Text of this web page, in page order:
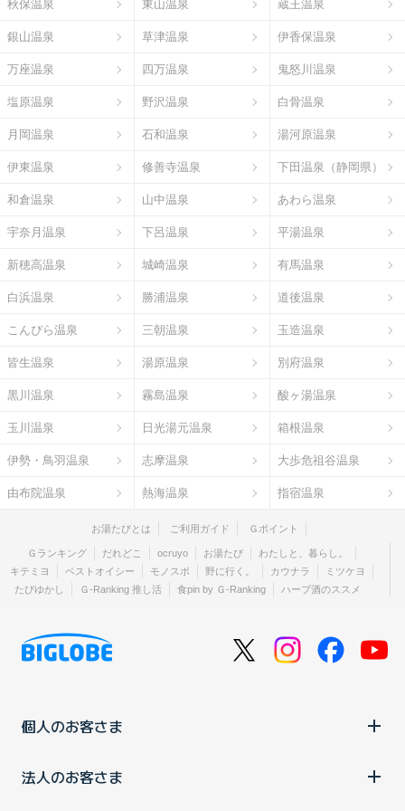
秋保温泉 東山温泉 蔵王温泉
銀山温泉 草津温泉 伊香保温泉
万座温泉 四万温泉 鬼怒川温泉
塩原温泉 野沢温泉 白骨温泉
月岡温泉 石和温泉 湯河原温泉
伊東温泉 修善寺温泉 下田温泉（静岡県）
和倉温泉 山中温泉 あわら温泉
宇奈月温泉 下呂温泉 平湯温泉
新穂高温泉 城崎温泉 有馬温泉
白浜温泉 勝浦温泉 道後温泉
こんぴら温泉 三朝温泉 玉造温泉
皆生温泉 湯原温泉 別府温泉
黒川温泉 霧島温泉 酸ヶ湯温泉
玉川温泉 日光湯元温泉 箱根温泉
伊勢・鳥羽温泉 志摩温泉 大歩危祖谷温泉
由布院温泉 熱海温泉 指宿温泉
お湯たびとは ご利用ガイド Ｇポイント
Ｇランキング だれどこ ocruyo お湯たび
わたしと、暮らし。
キテミヨ
ベストオイシー モノスポ 野に行く。 カウナラ
ミツケヨ
たびゆかし
Ｇ-Ranking 推し活 食pin by Ｇ-Ranking ハーブ酒のススメ
個人のお客さま
法人のお客さま